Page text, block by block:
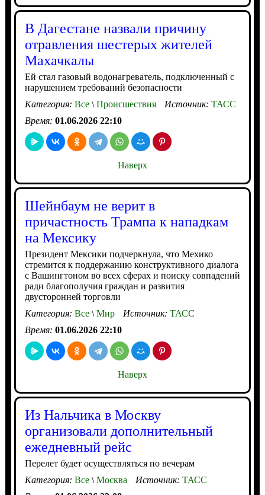
В Дагестане назвали причину
отравления шестерых жителей
Махачкалы
Ей стал газовый водонагреватель, подключенный с
нарушением требований безопасности
Категория: Все\Происшествия Источник: ТАСС
Время: 01.06.2026 22:10
Наверх
Шейнбаум не верит в
причастность Трампа к нападкам
на Мексику
Президент Мексики подчеркнула, что Мехико
стремится к поддержанию конструктивного диалога
с Вашингтоном во всех сферах и поиску совпадений
ради благополучия граждан и развития
двусторонней торговли
Категория: Все\Мир Источник: ТАСС
Время: 01.06.2026 22:10
Наверх
Из Нальчика в Москву
организовали дополнительный
ежедневный рейс
Перелет будет осуществляться по вечерам
Категория: Все\Москва Источник: ТАСС